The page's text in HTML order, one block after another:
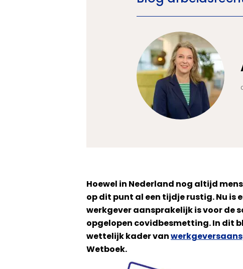
Hoewel in Nederland nog altijd
op dit punt al een tijdje rustig. Nu is
werkgever aansprakelijk is voor de
opgelopen covidbesmetting. In dit
wettelijk kader van
Wetboek.